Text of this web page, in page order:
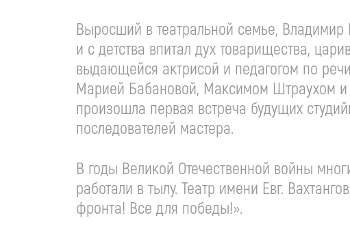
Выросший в театральной семье,
и с детства впитал дух товарищества,
выдающейся актрисой и педагогом по
Марией Бабановой, Максимом Штраухом и
произошла первая встреча будущих
последователей мастера.
В годы Великой Отечественной войны
работали в тылу. Театр имени Евг.
фронта! Все для победы!».